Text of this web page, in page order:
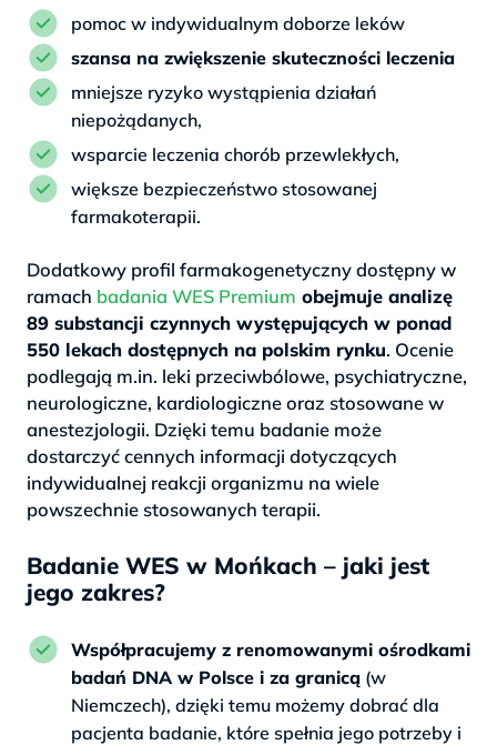
pomoc w indywidualnym doborze leków
szansa na zwiększenie skuteczności leczenia
mniejsze ryzyko wystąpienia działań
niepożądanych,
wsparcie leczenia chorób przewlekłych,
większe bezpieczeństwo stosowanej
farmakoterapii.
Dodatkowy profil farmakogenetyczny dostępny w
ramach badania WES Premium obejmuje analizę
89 substancji czynnych występujących w ponad
550 lekach dostępnych na polskim rynku. Ocenie
podlegają m.in. leki przeciwbólowe, psychiatryczne,
neurologiczne, kardiologiczne oraz stosowane w
anestezjologii. Dzięki temu badanie może
dostarczyć cennych informacji dotyczących
indywidualnej reakcji organizmu na wiele
powszechnie stosowanych terapii.
Badanie WES w Mońkach – jaki jest
jego zakres?
Współpracujemy z renomowanymi ośrodkami
badań DNA w Polsce i za granicą (w
Niemczech), dzięki temu możemy dobrać dla
pacjenta badanie, które spełnia jego potrzeby i